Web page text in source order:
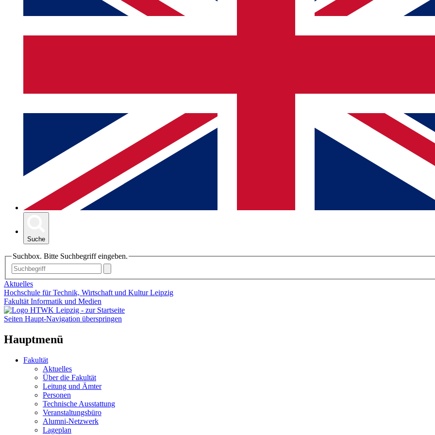
Suche
Suchbox. Bitte Suchbegriff eingeben.
Aktuelles
Hochschule für Technik, Wirtschaft und Kultur Leipzig
Fakultät Informatik und Medien
Seiten Haupt-Navigation überspringen
Hauptmenü
Fakultät
Aktuelles
Über die Fakultät
Leitung und Ämter
Personen
Technische Ausstattung
Veranstaltungsbüro
Alumni-Netzwerk
Lageplan